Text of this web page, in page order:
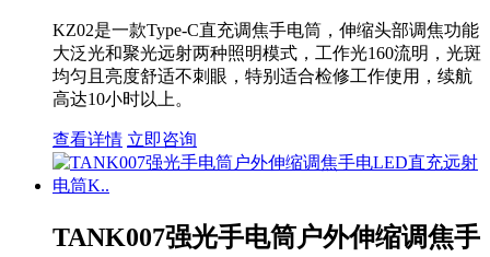
KZ02是一款Type-C直充调焦手电筒，伸缩头部调焦功能
大泛光和聚光远射两种照明模式，工作光160流明，光斑
均匀且亮度舒适不刺眼，特别适合检修工作使用，续航
高达10小时以上。
查看详情 立即咨询
TANK007强光手电筒户外伸缩调焦手